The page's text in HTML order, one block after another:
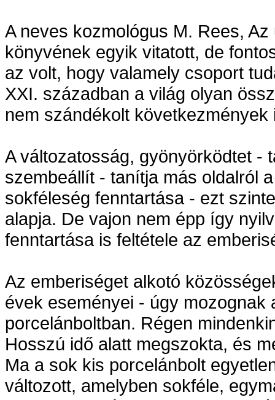
A neves kozmológus M. Rees,
könyvének egyik vitatott, de
az volt, hogy valamely csoport
XXI. században a világ olyan
nem szándékolt
A változatosság, gyönyörködtet -
szembeállít - tanítja más oldalról
sokféleség fenntartása - ezt
alapja. De vajon nem épp így
fenntartása is feltétele az
Az emberiséget alkotó
évek eseményei - úgy mozognak
porcelánboltban. Régen
Hosszú idő alatt megszokta, és
Ma a sok kis porcelánbolt
változott, amelyben sokféle,